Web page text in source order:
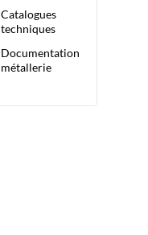
Catalogues
techniques
Documentation
métallerie